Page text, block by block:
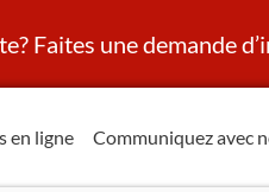
Faites une demande
en ligne Communiquez avec